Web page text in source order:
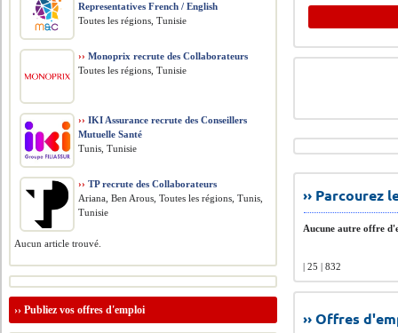
››
Aucune autre offre
| 25 | 832
›› Offres
Representatives French / English
Toutes les régions, Tunisie
›› Monoprix recrute des Collaborateurs
Toutes les régions, Tunisie
›› IKI Assurance recrute des Conseillers
Mutuelle Santé
Tunis, Tunisie
›› TP recrute des Collaborateurs
Ariana, Ben Arous, Toutes les régions, Tunis,
Tunisie
Aucun article trouvé.
››Publiez vos offres d'emploi